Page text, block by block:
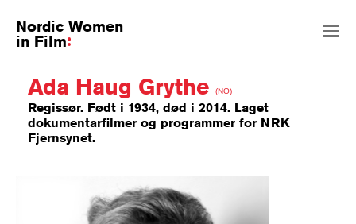
Nordic Women
in Film
Ada Haug Grythe (NO)
Regissør. Født i 1934, død i 2014. Laget
dokumentarfilmer og programmer for NRK
Fjernsynet.